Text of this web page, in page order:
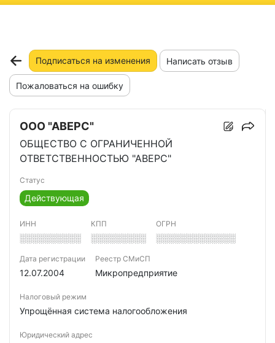
Подписаться на изменения Написать отзыв
Пожаловаться на ошибку
ООО "АВЕРС"
ОБЩЕСТВО С ОГРАНИЧЕННОЙ
ОТВЕТСТВЕННОСТЬЮ "АВЕРС"
Статус
Действующая
ИНН
░░░░░░░░░░
КПП
░░░░░░░░░
ОГРН
░░░░░░░░░░░░░
Дата регистрации
12.07.2004
Реестр СМиСП
Микропредприятие
Налоговый режим
Упрощённая система налогообложения
Юридический адрес